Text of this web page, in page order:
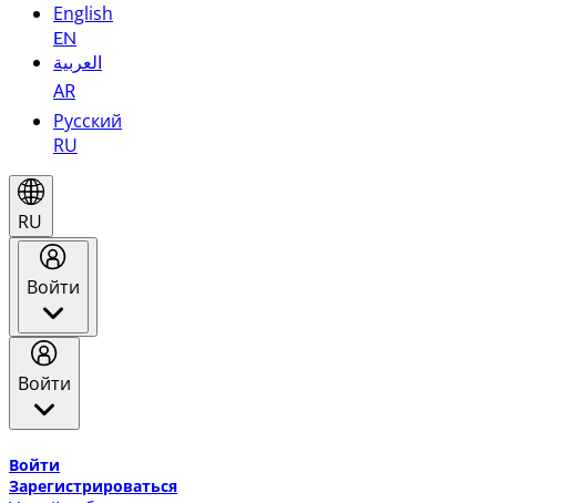
English
EN
العربية
AR
Русский
RU
RU
Войти
Войти
Войти
Зарегистрироваться